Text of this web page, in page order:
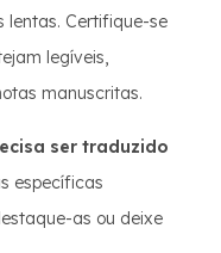
lentas. Certifique-se
legíveis,
manuscritas.
ser traduzido
específicas
as ou deixe